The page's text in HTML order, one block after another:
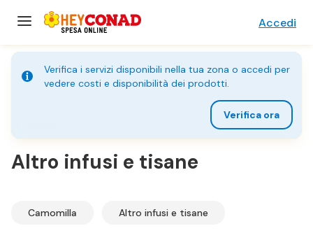
Accedi
Verifica i servizi disponibili nella tua zona o accedi per
vedere costi e disponibilità dei prodotti.
Verifica ora
Altro infusi e tisane
Camomilla Altro infusi e tisane